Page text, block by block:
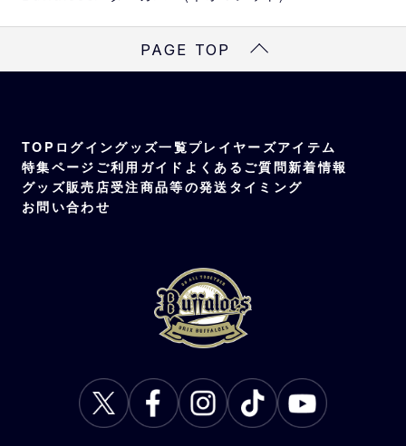
PAGE TOP
TOP ログイングッズ一覧プレイヤーズアイテム
特集ページ ご利用ガイド よくあるご質問新着情報
グッズ販売店受注商品等の発送タイミング
お問い合わせ